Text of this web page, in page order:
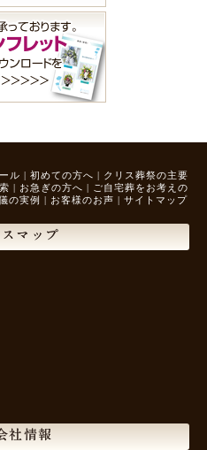
ル | 初めての方へ | クリス葬祭の主要
| お急ぎの方へ | ご自宅葬をお考えの
の実例 | お客様のお声 | サイトマップ
マップ
社情報